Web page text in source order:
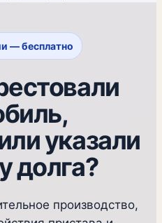
— бесплатно
указали
долга?
производство,